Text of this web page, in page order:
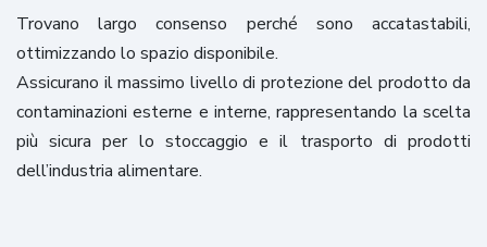
Trovano largo consenso perché sono accatastabili,
ottimizzando lo spazio disponibile.
Assicurano il massimo livello di protezione del prodotto da
contaminazioni esterne e interne, rappresentando la scelta
più sicura per lo stoccaggio e il trasporto di prodotti
dell’industria alimentare.